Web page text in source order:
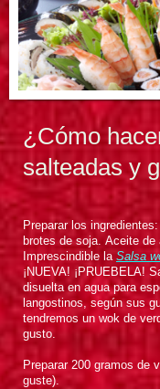
¿Cómo
salteadas y
Preparar los
brotes de soja. Aceite
Imprescindible la Salsa
¡NUEVA! ¡PRUEBELA!
disuelta en agua para
langostinos, según sus
tendremos un wok de
gusto.
Preparar 200 gramos de
guste).